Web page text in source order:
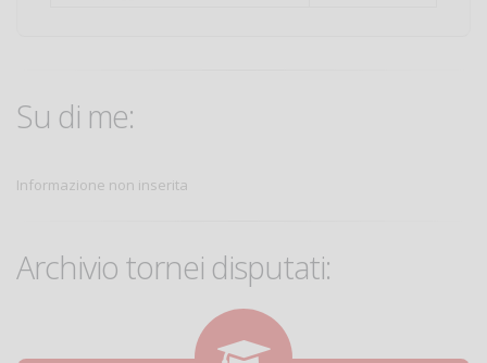
Su di me:
Informazione non inserita
Archivio tornei disputati: